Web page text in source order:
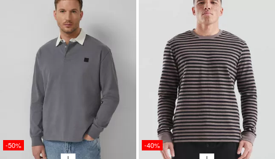
-50% -40%